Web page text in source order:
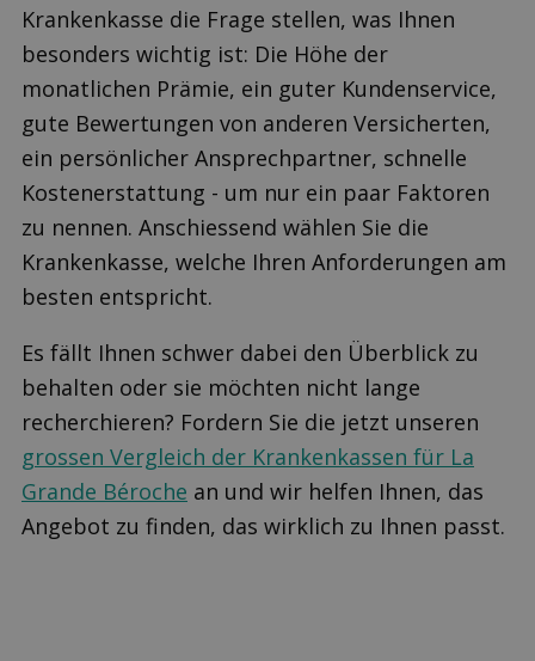
Krankenkasse die Frage stellen, was Ihnen
besonders wichtig ist: Die Höhe der
monatlichen Prämie, ein guter Kundenservice,
gute Bewertungen von anderen Versicherten,
ein persönlicher Ansprechpartner, schnelle
Kostenerstattung - um nur ein paar Faktoren
zu nennen. Anschiessend wählen Sie die
Krankenkasse, welche Ihren Anforderungen am
besten entspricht.
Es fällt Ihnen schwer dabei den Überblick zu
behalten oder sie möchten nicht lange
recherchieren? Fordern Sie die jetzt unseren
grossen Vergleich der Krankenkassen für La
Grande Béroche an und wir helfen Ihnen, das
Angebot zu finden, das wirklich zu Ihnen passt.